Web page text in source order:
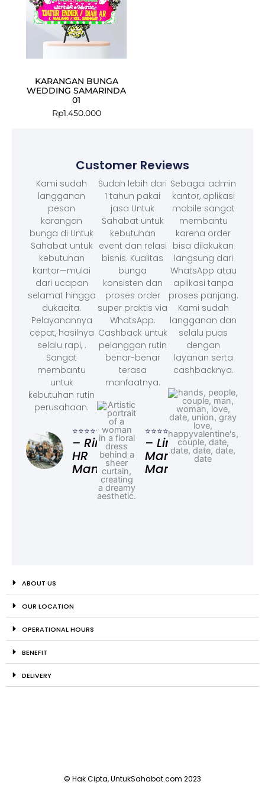
KARANGAN BUNGA
WEDDING SAMARINDA
01
Rp1.450.000
Customer Reviews
Kami sudah
langganan
pesan
karangan
bunga di Untuk
Sahabat untuk
kebutuhan
kantor—mulai
dari ucapan
selamat hingga
dukacita.
Pelayanannya
cepat, hasilnya
selalu rapi, .
Sangat
membantu
untuk
kebutuhan rutin
perusahaan.
⭐⭐⭐⭐⭐
– Rina,
HR
Manager
Sudah lebih dari
1 tahun pakai
jasa Untuk
Sahabat untuk
kebutuhan
event dan relasi
bisnis. Kualitas
bunga
konsisten dan
proses order
super praktis via
WhatsApp.
Cashback untuk
pelanggan rutin
benar-benar
terasa
manfaatnya.
⭐⭐⭐⭐⭐
– Linda,
Marketing
Manager
Sebagai admin
kantor, aplikasi
mobile sangat
membantu
karena order
bisa dilakukan
langsung dari
WhatsApp atau
aplikasi tanpa
proses panjang.
Kami sudah
langganan dan
selalu puas
dengan
layanan serta
cashbacknya.
ABOUT US
OUR LOCATION
OPERATIONAL HOURS
BENEFIT
DELIVERY
© Hak Cipta, UntukSahabat.com 2023